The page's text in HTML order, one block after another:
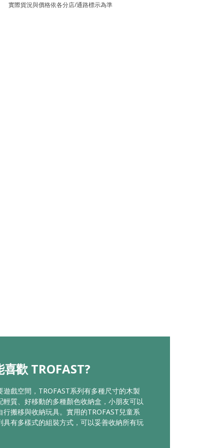
實際貨況與價格依各分店/通路標示為準
歡 TROFAST?
遊戲空間，TROFAST系列有多種尺寸的木製
輕質、好移動的多種顏色收納盒，小朋友可以
行搬移與收納玩具。實用的TROFAST兒童系
具有多樣式的組裝方式，可以妥善收納所有玩